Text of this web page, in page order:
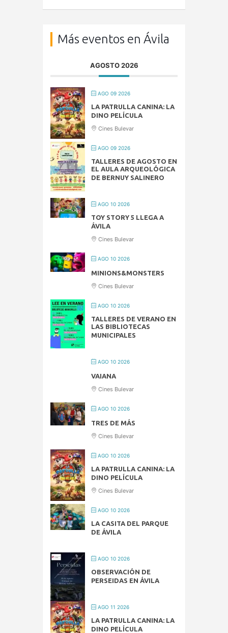
Más eventos en Ávila
AGOSTO 2026
AGO 09 2026
LA PATRULLA CANINA: LA
DINO PELÍCULA
Cines Bulevar
AGO 09 2026
TALLERES DE AGOSTO EN
EL AULA ARQUEOLÓGICA
DE BERNUY SALINERO
AGO 10 2026
TOY STORY 5 LLEGA A
ÁVILA
Cines Bulevar
AGO 10 2026
MINIONS&MONSTERS
Cines Bulevar
AGO 10 2026
TALLERES DE VERANO EN
LAS BIBLIOTECAS
MUNICIPALES
AGO 10 2026
VAIANA
Cines Bulevar
AGO 10 2026
TRES DE MÁS
Cines Bulevar
AGO 10 2026
LA PATRULLA CANINA: LA
DINO PELÍCULA
Cines Bulevar
AGO 10 2026
LA CASITA DEL PARQUE
DE ÁVILA
AGO 10 2026
OBSERVACIÓN DE
PERSEIDAS EN ÁVILA
AGO 11 2026
LA PATRULLA CANINA: LA
DINO PELÍCULA